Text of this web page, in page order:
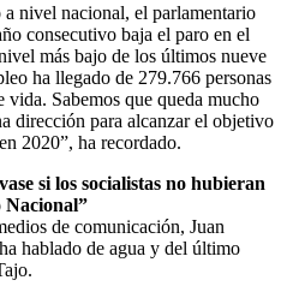
a nivel nacional, el parlamentario
consecutivo baja el paro en el
más bajo de los últimos nueve
ha llegado de 279.766 personas
Sabemos que queda mucho
dirección para alcanzar el objetivo
2020”, ha recordado.
si los socialistas no hubieran
Nacional”
de comunicación, Juan
hablado de agua y del último